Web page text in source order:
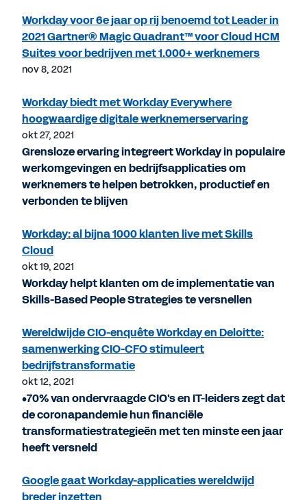
Workday voor 6e jaar op rij benoemd tot Leader in
2021 Gartner® Magic Quadrant™ voor Cloud HCM
Suites voor bedrijven met 1.000+ werknemers
nov 8, 2021
Workday biedt met Workday Everywhere
hoogwaardige digitale werknemerservaring
okt 27, 2021
Grensloze ervaring integreert Workday in populaire
werkomgevingen en bedrijfsapplicaties om
werknemers te helpen betrokken, productief en
verbonden te blijven
Workday: al bijna 1000 klanten live met Skills
Cloud
okt 19, 2021
Workday helpt klanten om de implementatie van
Skills-Based People Strategies te versnellen
Wereldwijde CIO-enquête Workday en Deloitte:
samenwerking CIO-CFO stimuleert
bedrijfstransformatie
okt 12, 2021
•70% van ondervraagde CIO's en IT-leiders zegt dat
de coronapandemie hun financiële
transformatiestrategieën met ten minste een jaar
heeft versneld
Google gaat Workday-applicaties wereldwijd